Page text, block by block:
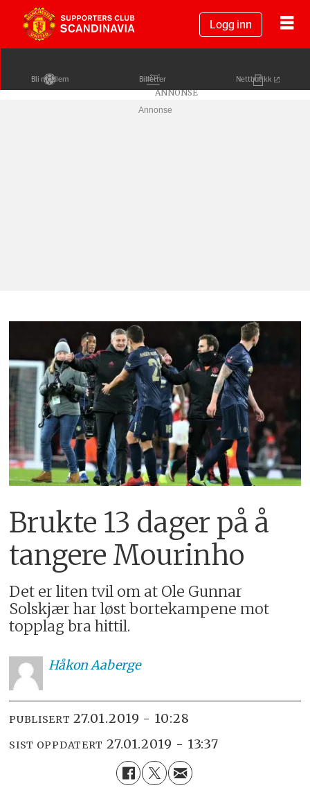
Logg inn
Bli medlem Billetter Nettbutikk
Annonse
Brukte 13 dager på å
tangere Mourinho
Det er liten tvil om at Ole Gunnar
Solskjær har løst bortekampene mot
topplag bra hittil.
HåkonAaberge
PUBLISERT 27.01.2019 - 10:28
SIST OPPDATERT 27.01.2019 - 13:37